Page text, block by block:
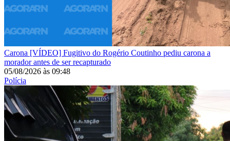
Carona [VÍDEO] Fugitivo do Rogério Coutinho pediu carona a
morador antes de ser recapturado
05/08/2026 às 09:48
Polícia